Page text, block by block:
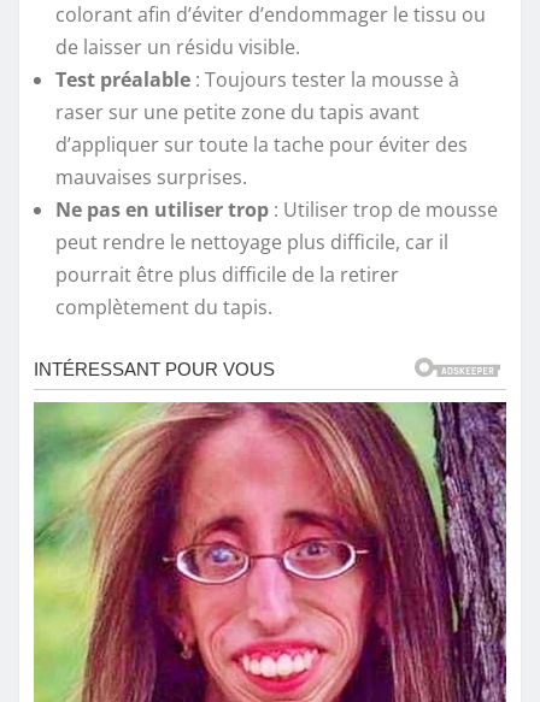
colorant afin d’éviter d’endommager le tissu ou
de laisser un résidu visible.
Test préalable : Toujours tester la mousse à
raser sur une petite zone du tapis avant
d’appliquer sur toute la tache pour éviter des
mauvaises surprises.
Ne pas en utiliser trop : Utiliser trop de mousse
peut rendre le nettoyage plus difficile, car il
pourrait être plus difficile de la retirer
complètement du tapis.